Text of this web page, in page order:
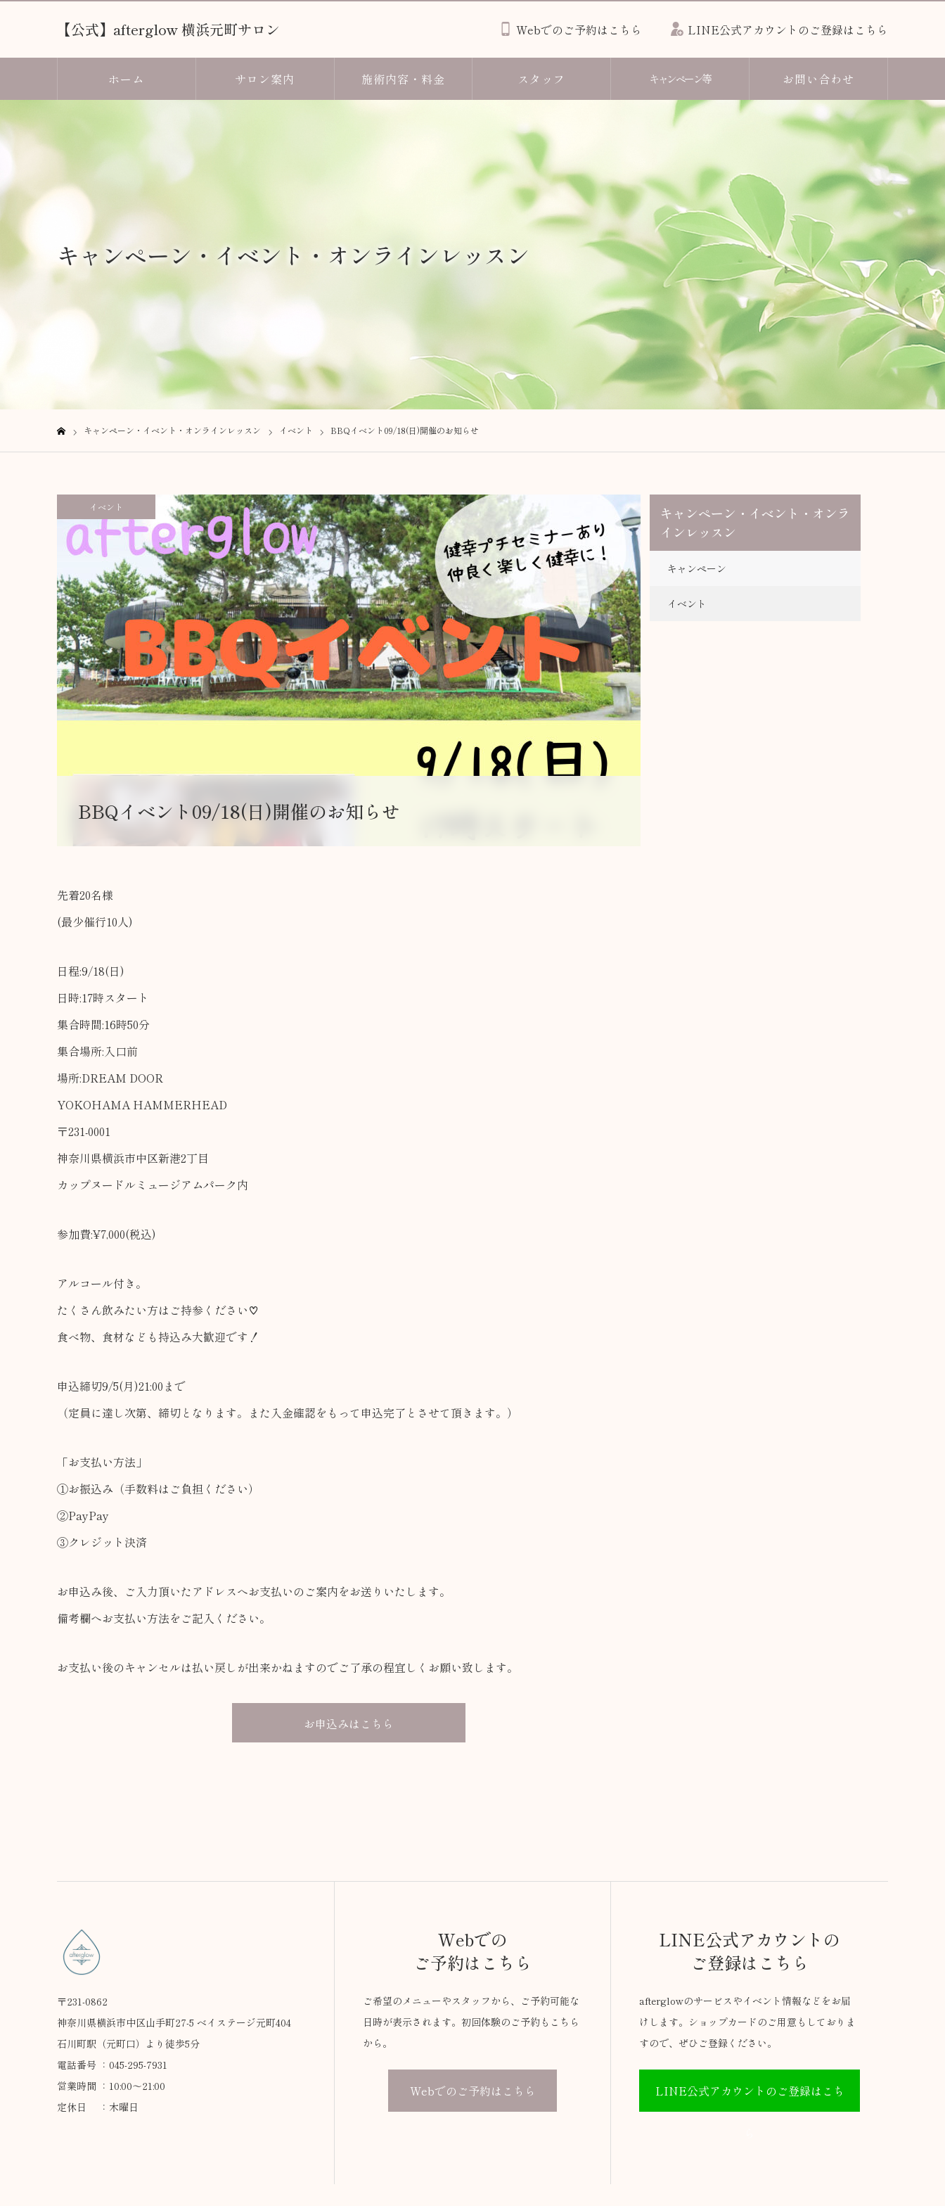
【公式】afterglow 横浜元町サロン Webでのご予約はこちら LINE公式アカウントのご登録はこちら
ホーム サロン案内 施術内容・料金 スタッフ キャンペーン等 お問い合わせ
キャンペーン・イベント・オンラインレッスン
キャンペーン・イベント・オンラインレッスン イベント BBQイベント09/18(日)開催のお知らせ
イベント
BBQイベント09/18(日)開催のお知らせ
先着20名様
(最少催行10人)
日程:9/18(日)
日時:17時スタート
集合時間:16時50分
集合場所:入口前
場所:DREAM DOOR
YOKOHAMA HAMMERHEAD
〒231-0001
神奈川県横浜市中区新港2丁目
カップヌードルミュージアムパーク内
参加費:¥7,000(税込)
アルコール付き。
たくさん飲みたい方はご持参ください♡
食べ物、食材なども持込み大歓迎です！
申込締切9/5(月)21:00まで
（定員に達し次第、締切となります。また入金確認をもって申込完了とさせて頂きます。）
「お支払い方法」
①お振込み（手数料はご負担ください）
②PayPay
③クレジット決済
お申込み後、ご入力頂いたアドレスへお支払いのご案内をお送りいたします。
備考欄へお支払い方法をご記入ください。
お支払い後のキャンセルは払い戻しが出来かねますのでご了承の程宜しくお願い致します。
お申込みはこちら
キャンペーン・イベント・オンラ
インレッスン
キャンペーン
イベント
〒231-0862
神奈川県横浜市中区山手町27-5 ベイステージ元町404
石川町駅（元町口）より徒歩5分
電話番号 ：045-295-7931
営業時間 ：10:00～21:00
定休日 ：木曜日
Webでの
ご予約はこちら
ご希望のメニューやスタッフから、ご予約可能な
日時が表示されます。初回体験のご予約もこちら
から。
Webでのご予約はこちら
LINE公式アカウントの
ご登録はこちら
afterglowのサービスやイベント情報などをお届
けします。ショップカードのご用意もしておりま
すので、ぜひご登録ください。
LINE公式アカウントのご登録はこち